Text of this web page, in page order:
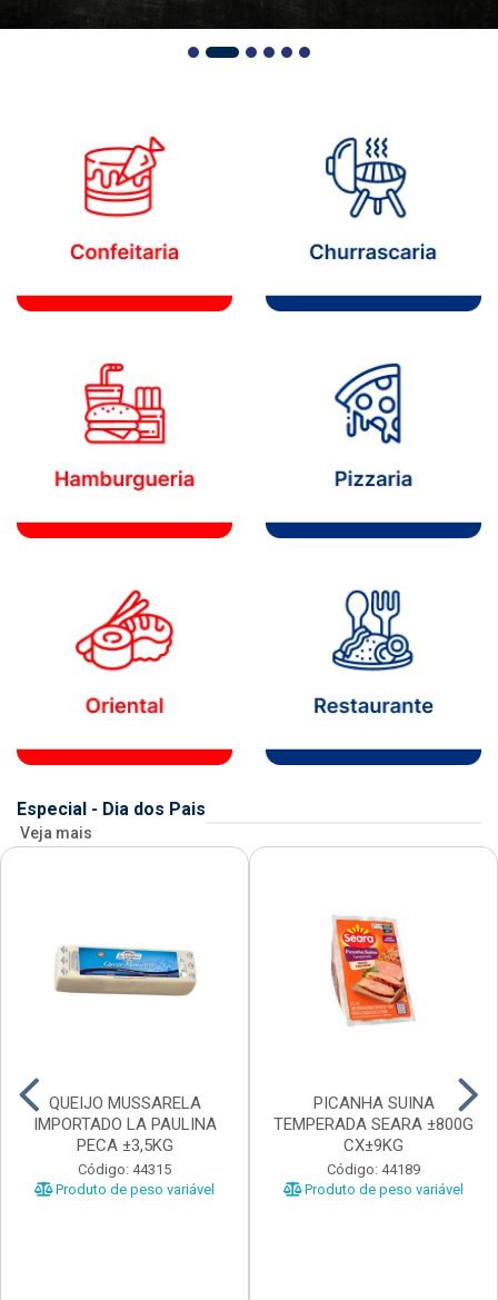
Especial - Dia dos Pais
Veja mais
QUEIJO MUSSARELA
IMPORTADO LA PAULINA
PECA ±3,5KG
Código: 44315
Produto de peso variável
PICANHA SUINA
TEMPERADA SEARA ±800G
CX±9KG
Código: 44189
Produto de peso variável